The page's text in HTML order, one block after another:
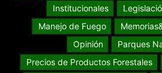
Institucionales
Manejo de Fuego
Opinión
Parques
Precios de Productos Forestales